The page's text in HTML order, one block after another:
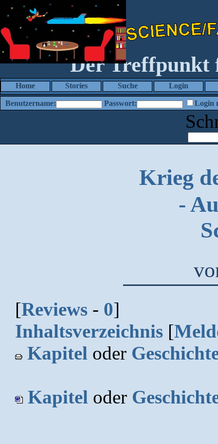
Der Treffpunkt
Home Stories Suche Login
Benutzername: Passwort: Login
Krieg
-
[Reviews - 0]
Inhaltsverzeichnis [
Kapitel oder
Kapitel oder